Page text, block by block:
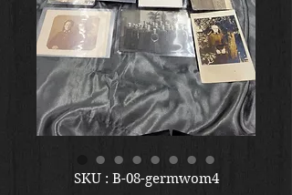
SKU : B-08-germwom4